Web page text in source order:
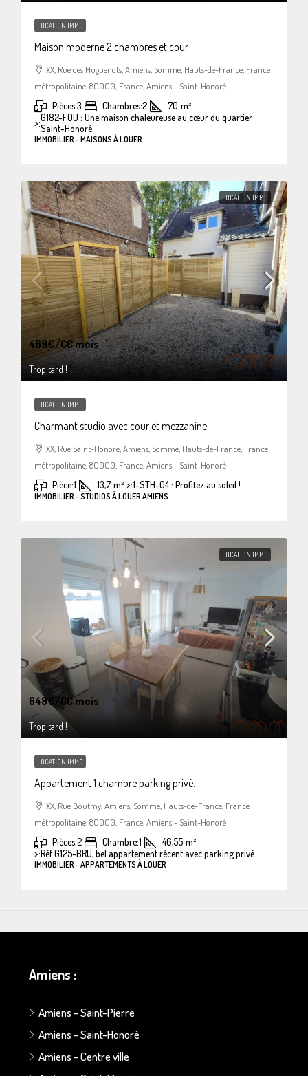
LOCATION IMMO
Maison moderne 2 chambres et cour
XX, Rue des Huguenots, Amiens, Somme, Hauts-de-France, France
métropolitaine, 80000, France, Amiens - Saint-Honoré
Pièces:3 Chambres:2 70 m²
>:G182-FOU : Une maison chaleureuse au cœur du quartier
Saint-Honoré.
IMMOBILIER - MAISONS À LOUER
LOCATION IMMO
469€/CC mois
Trop tard !
LOCATION IMMO
Charmant studio avec cour et mezzanine
XX, Rue Saint-Honoré, Amiens, Somme, Hauts-de-France, France
métropolitaine, 80000, France, Amiens - Saint-Honoré
Pièce:1 13,7 m² >:1-STH-04 : Profitez au soleil !
IMMOBILIER - STUDIOS À LOUER AMIENS
LOCATION IMMO
649€ /CC mois
Trop tard !
LOCATION IMMO
Appartement 1 chambre parking privé.
XX, Rue Boutmy, Amiens, Somme, Hauts-de-France, France
métropolitaine, 80000, France, Amiens - Saint-Honoré
Pièces:2 Chambre:1 46,55 m²
>:Réf G125-BRU, bel appartement récent avec parking privé.
IMMOBILIER - APPARTEMENTS À LOUER
Amiens :
Amiens - Saint-Pierre
Amiens - Saint-Honoré
Amiens - Centre ville